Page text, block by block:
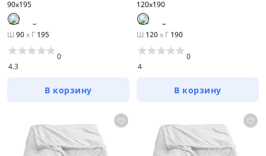
90х195
Ш 90x Г 195
4.3
0
В корзину
120х190
Ш 120x Г 190
4
0
В корзину